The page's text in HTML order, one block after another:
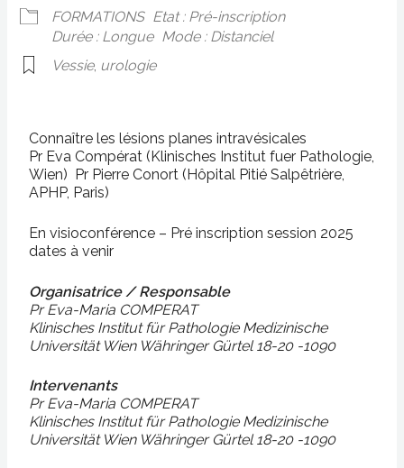
FORMATIONS Etat : Pré-inscription
Durée : Longue Mode : Distanciel
Vessie, urologie
Connaître les lésions planes intravésicales
Pr Eva Compérat (Klinisches Institut fuer Pathologie,
Wien) Pr Pierre Conort (Hôpital Pitié Salpêtrière,
APHP, Paris)
En visioconférence – Pré inscription session 2025
dates à venir
Organisatrice / Responsable
Pr Eva-Maria COMPERAT
Klinisches Institut für Pathologie Medizinische
Universität Wien Währinger Gürtel 18-20 -1090
Intervenants
Pr Eva-Maria COMPERAT
Klinisches Institut für Pathologie Medizinische
Universität Wien Währinger Gürtel 18-20 -1090